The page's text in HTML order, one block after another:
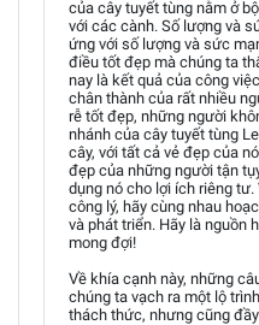
của cây tuyết tùng nằm ở
với các cành. Số lượng và
ứng với số lượng và sức
điều tốt đẹp mà chúng ta
nay là kết quả của công
chân thành của rất nhiều
rễ tốt đẹp, những người
nhánh của cây tuyết tùng
cây, với tất cả vẻ đẹp của
đẹp của những người tận
dụng nó cho lợi ích riêng
công lý, hãy cùng nhau
và phát triển. Hãy là nguồn
mong đợi!
Về khía cạnh này, những
chúng ta vạch ra một lộ
thách thức, nhưng cũng